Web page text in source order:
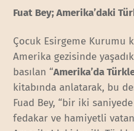
Fuat Bey; Amerika’daki
Çocuk Esirgeme Kurumu
Amerika gezisinde
basılan “Amerika’da
kitabında anlatarak, bu
Fuad Bey, “bir iki
fedakar ve hamiyetli